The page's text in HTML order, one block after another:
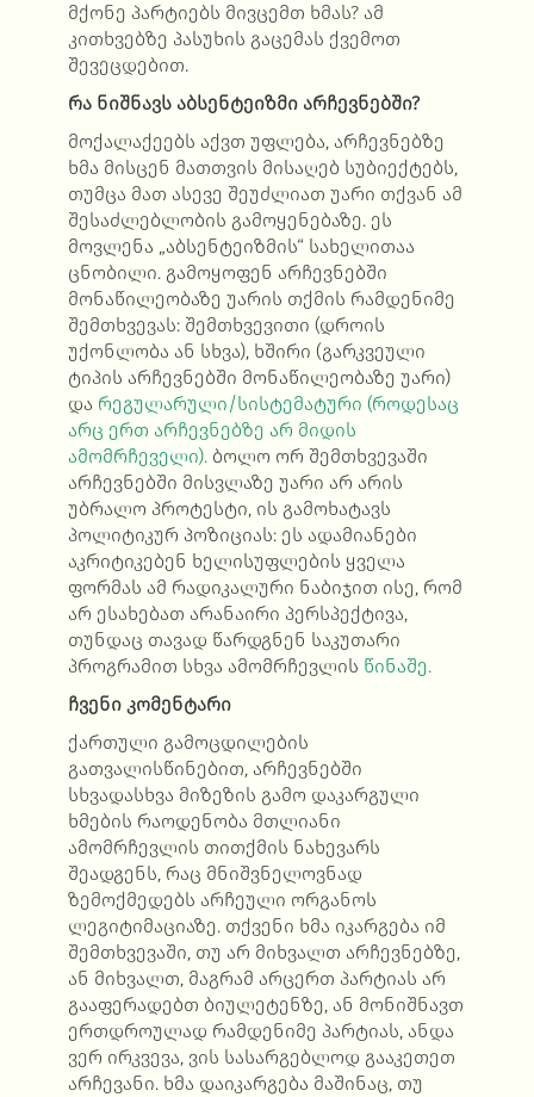
მქონე პარტიებს მივცემთ ხმას? ამ
კითხვებზე პასუხის გაცემას ქვემოთ
შევეცდებით.
რა ნიშნავს აბსენტეიზმი არჩევნებში?
მოქალაქეებს აქვთ უფლება, არჩევნებზე
ხმა მისცენ მათთვის მისაღებ სუბიექტებს,
თუმცა მათ ასევე შეუძლიათ უარი თქვან ამ
შესაძლებლობის გამოყენებაზე. ეს
მოვლენა „აბსენტეიზმის“ სახელითაა
ცნობილი. გამოყოფენ არჩევნებში
მონაწილეობაზე უარის თქმის რამდენიმე
შემთხვევას: შემთხვევითი (დროის
უქონლობა ან სხვა), ხშირი (გარკვეული
ტიპის არჩევნებში მონაწილეობაზე უარი)
და რეგულარული/სისტემატური (როდესაც
არც ერთ არჩევნებზე არ მიდის
ამომრჩეველი).ბოლო ორ შემთხვევაში
არჩევნებში მისვლაზე უარი არ არის
უბრალო პროტესტი, ის გამოხატავს
პოლიტიკურ პოზიციას: ეს ადამიანები
აკრიტიკებენ ხელისუფლების ყველა
ფორმას ამ რადიკალური ნაბიჯით ისე, რომ
არ ესახებათ არანაირი პერსპექტივა,
თუნდაც თავად წარდგნენ საკუთარი
პროგრამით სხვა ამომრჩევლის წინაშე.
ჩვენი კომენტარი
ქართული გამოცდილების
გათვალისწინებით, არჩევნებში
სხვადასხვა მიზეზის გამო დაკარგული
ხმების რაოდენობა მთლიანი
ამომრჩევლის თითქმის ნახევარს
შეადგენს, რაც მნიშვნელოვნად
ზემოქმედებს არჩეული ორგანოს
ლეგიტიმაციაზე. თქვენი ხმა იკარგება იმ
შემთხვევაში, თუ არ მიხვალთ არჩევნებზე,
ან მიხვალთ, მაგრამ არცერთ პარტიას არ
გააფერადებთ ბიულეტენზე, ან მონიშნავთ
ერთდროულად რამდენიმე პარტიას, ანდა
ვერ ირკვევა, ვის სასარგებლოდ გააკეთეთ
არჩევანი. ხმა დაიკარგება მაშინაც, თუ